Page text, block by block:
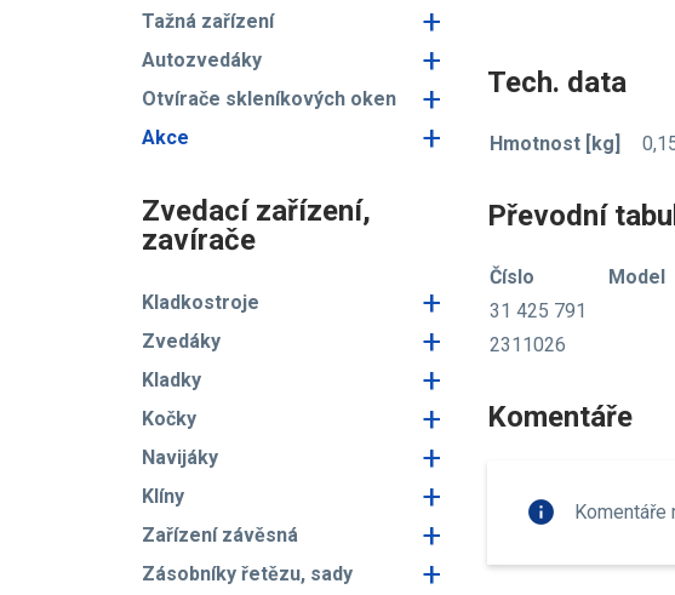
Tažná zařízení +
Autozvedáky +
Otvírače skleníkových oken +
Akce +
Zvedací zařízení,
zavírače
Kladkostroje +
Zvedáky +
Kladky +
Kočky +
Navijáky +
Klíny +
Zařízení závěsná +
Zásobníky řetězu, sady
+
Tech. data
Hmotnost [kg]
Převodní
Číslo Model
31 425 791
2311026
Komentáře
info Komentáře